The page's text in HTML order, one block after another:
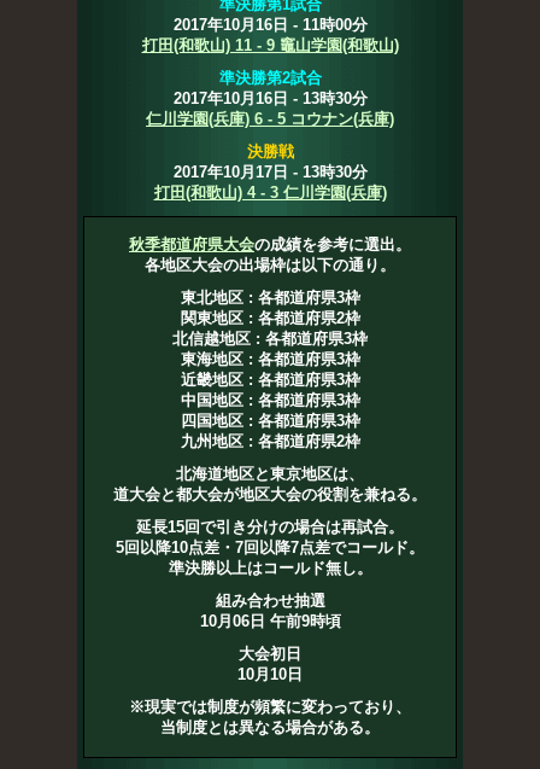
準決勝第1試合
2017年10月16日 - 11時00分
打田(和歌山) 11 - 9 竈山学園(和歌山)
準決勝第2試合
2017年10月16日 - 13時30分
仁川学園(兵庫) 6 - 5 コウナン(兵庫)
決勝戦
2017年10月17日 - 13時30分
打田(和歌山) 4 - 3 仁川学園(兵庫)
秋季都道府県大会の成績を参考に選出。
各地区大会の出場枠は以下の通り。
東北地区 : 各都道府県3枠
関東地区 : 各都道府県2枠
北信越地区 : 各都道府県3枠
東海地区 : 各都道府県3枠
近畿地区 : 各都道府県3枠
中国地区 : 各都道府県3枠
四国地区 : 各都道府県3枠
九州地区 : 各都道府県2枠
北海道地区と東京地区は、
道大会と都大会が地区大会の役割を兼ねる。
延長15回で引き分けの場合は再試合。
5回以降10点差・7回以降7点差でコールド。
準決勝以上はコールド無し。
組み合わせ抽選
10月06日 午前9時頃
大会初日
10月10日
※現実では制度が頻繁に変わっており、
当制度とは異なる場合がある。